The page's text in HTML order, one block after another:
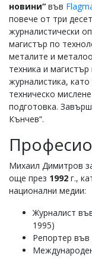
ЛАЙФСТАЙЛ
В
УКРАЙНА
СПОРТ
РАЗСЛЕДВАНЕ
БИЗНЕС
Управители:
Веселин
Василев,
email:
v.vasilev@flagman.bg
Касабова,
еmail:
новини“ във
повече от три
журналистически
магистър по
металите и
техника и магистър
журналистика,
техническо
подготовка.
Кънчев“.
Михаил Димитров
още през 1992 г.,
национални медии:
Журналист
1995)
Репортер във